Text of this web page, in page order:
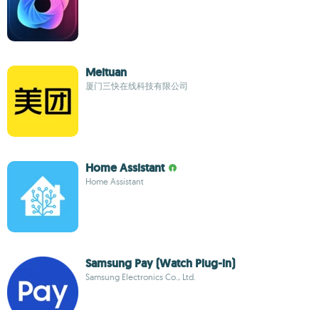
Meituan
厦门三快在线科技有限公司
Home Assistant
Home Assistant
Samsung Pay (Watch Plug-in)
Samsung Electronics Co., Ltd.